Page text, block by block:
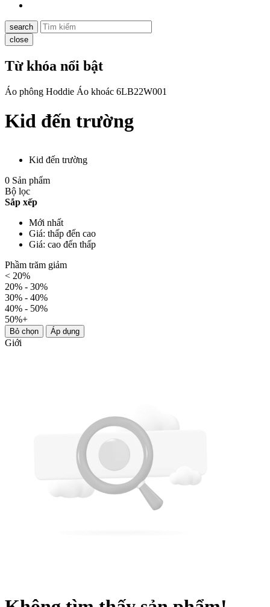
search
close
Từ khóa nổi bật
Áo phông Hoddie Áo khoác 6LB22W001
Kid đến trường
Kid đến trường
0 Sản phẩm
Bộ lọc
Sắp xếp
Mới nhất
Giá: thấp đến cao
Giá: cao đến thấp
Phầm trăm giảm
< 20%
20% - 30%
30% - 40%
40% - 50%
50%+
Bỏ chọn Áp dụng
Giới